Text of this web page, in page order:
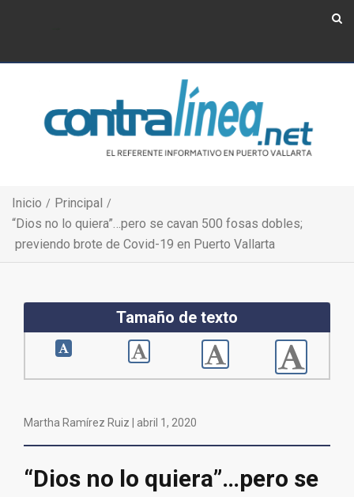
Inicio
Principal
“Dios no lo quiera”…pero se cavan 500 fosas dobles;
previendo brote de Covid-19 en Puerto Vallarta
Tamaño de texto
Martha Ramírez Ruiz | abril 1, 2020
“Dios no lo quiera”…pero se